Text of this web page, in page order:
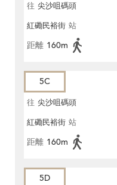
往 尖沙咀碼頭
紅磡民裕街 站
距離 160m
5C
往 尖沙咀碼頭
紅磡民裕街 站
距離 160m
5D